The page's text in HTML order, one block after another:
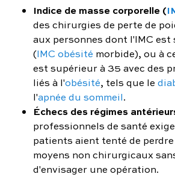
Indice de masse corporelle (
des chirurgies de perte de
aux personnes dont l'IMC
(IMC obésité morbide), ou à
est supérieur à 35 avec des
liés à l'obésité, tels que le
l'apnée du sommeil.
Échecs des régimes
professionnels de santé
patients aient tenté de
moyens non chirurgicaux
d'envisager une opération.